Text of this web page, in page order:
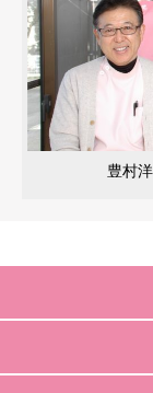
豊村